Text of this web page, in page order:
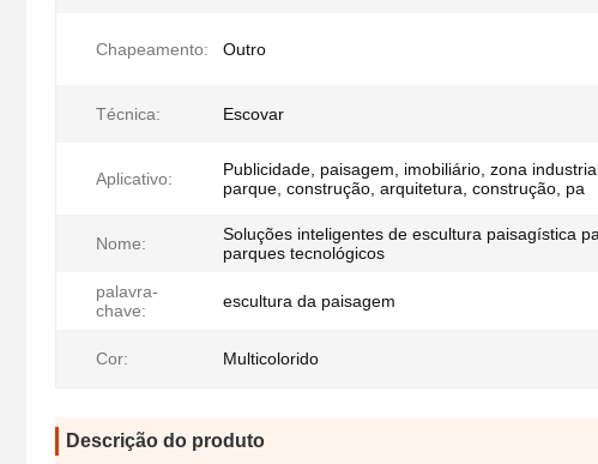
Chapeamento: Outro
Técnica: Escovar
Aplicativo:
Publicidade, paisagem, imobiliário, zona
parque, construção, arquitetura, construção, pa
Nome:
Soluções inteligentes de escultura paisagística
parques tecnológicos
palavra-
chave:
escultura da paisagem
Cor: Multicolorido
Descrição do produto